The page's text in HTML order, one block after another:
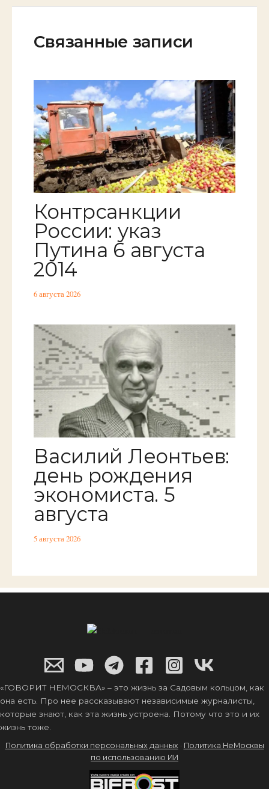
Связанные записи
Контрсанкции
России: указ
Путина 6 августа
2014
6 августа 2026
Василий Леонтьев:
день рождения
экономиста. 5
августа
5 августа 2026
«ГОВОРИТ НЕМОСКВА» – это жизнь за Садовым кольцом, как
она есть. Про нее рассказывают независимые журналисты,
которые знают, как эта жизнь устроена. Потому что это и их
жизнь тоже.
Политика обработки персональных данных · Политика НеМосквы
по использованию ИИ